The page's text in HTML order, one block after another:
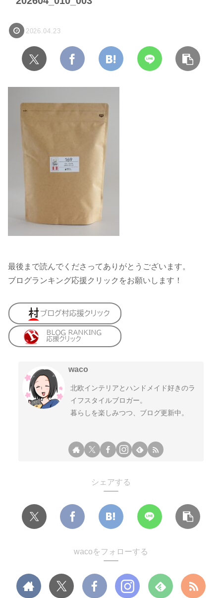
2026.04.23
最後まで読んでくださってありがとうございます。
ブログランキング応援クリックをお願いします！
waco
北欧インテリアとハンドメイド好きのラ
イフスタイルブロガー。
暮らしを楽しみつつ、ブログ更新中。
シェアする
wacoをフォローする